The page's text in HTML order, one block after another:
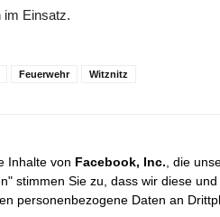
im Einsatz.
Feuerwehr Witznitz
Inhalte von Facebook, Inc. , die
stimmen Sie zu, dass wir diese
personenbezogene Daten an